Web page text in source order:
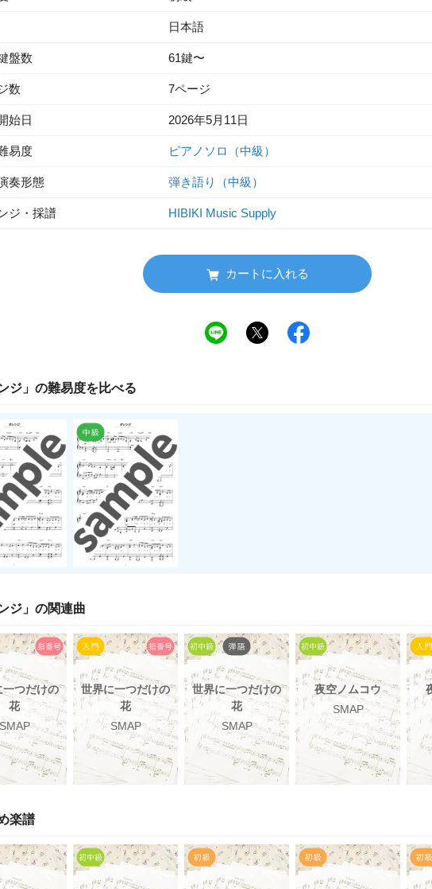
日本語
盤数 61鍵〜
数 7ページ
始日 2026年5月11日
易度 ピアノソロ（中級）
奏形態 弾き語り（中級）
ジ・採譜 HIBIKI Music Supply
カートに入れる
ジ 」の難易度を比べる
ジ 」の関連曲
一つだけの
花
SMAP
世界に一つだけの
花
SMAP
世界に一つだけの
花
SMAP
夜空ノムコウ
SMAP
楽譜